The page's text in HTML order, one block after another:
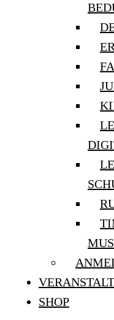
SHOP